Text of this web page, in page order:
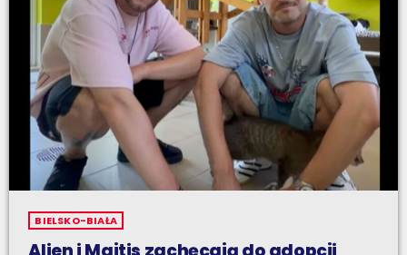
BIELSKO-BIAŁA